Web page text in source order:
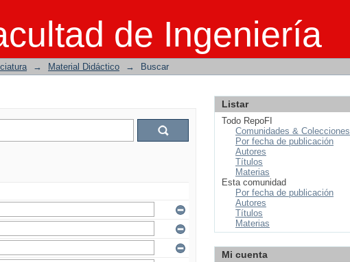
de Ingeniería
→ Material Didáctico → Buscar
Listar
Todo RepoFI
Comunidades & Colecciones
Por fecha de publicación
Autores
Títulos
Materias
Esta comunidad
Por fecha de publicación
Autores
Títulos
Materias
Mi cuenta